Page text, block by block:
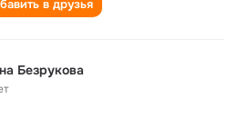
в друзья
Безрукова